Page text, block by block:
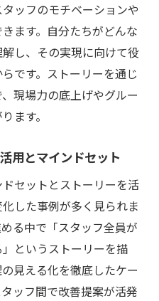
ッフのモチベーションや
ます。自分たちがどんな
し、その実現に向けて役
です。ストーリーを通じ
現場力の底上げやグルー
ます。
用とマインドセット
セットとストーリーを活
した事例が多く見られま
る中で「スタッフ全員が
というストーリーを描
見える化を徹底したケー
ッフ間で改善提案が活発